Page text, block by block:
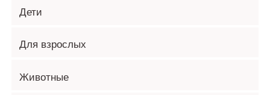
Дети
Для взрослых
Животные